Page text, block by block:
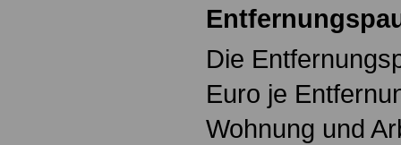
Die
Euro je
Wohnung und